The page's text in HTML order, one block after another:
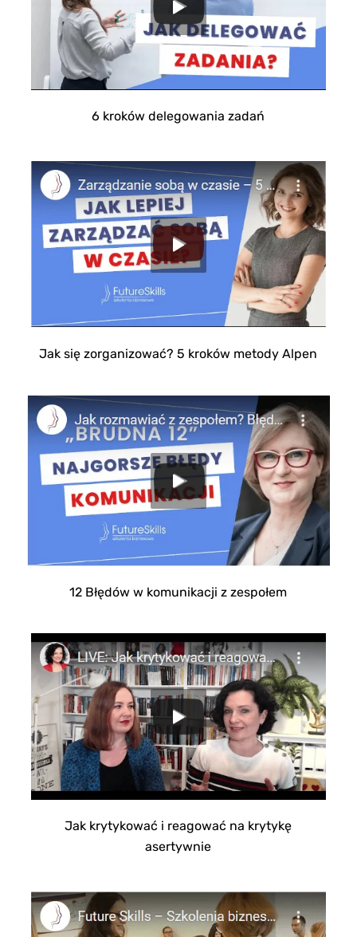
6 kroków delegowania zadań
Jak się zorganizować? 5 kroków metody Alpen
12 Błędów w komunikacji z zespołem
Jak krytykować i reagować na krytykę
asertywnie